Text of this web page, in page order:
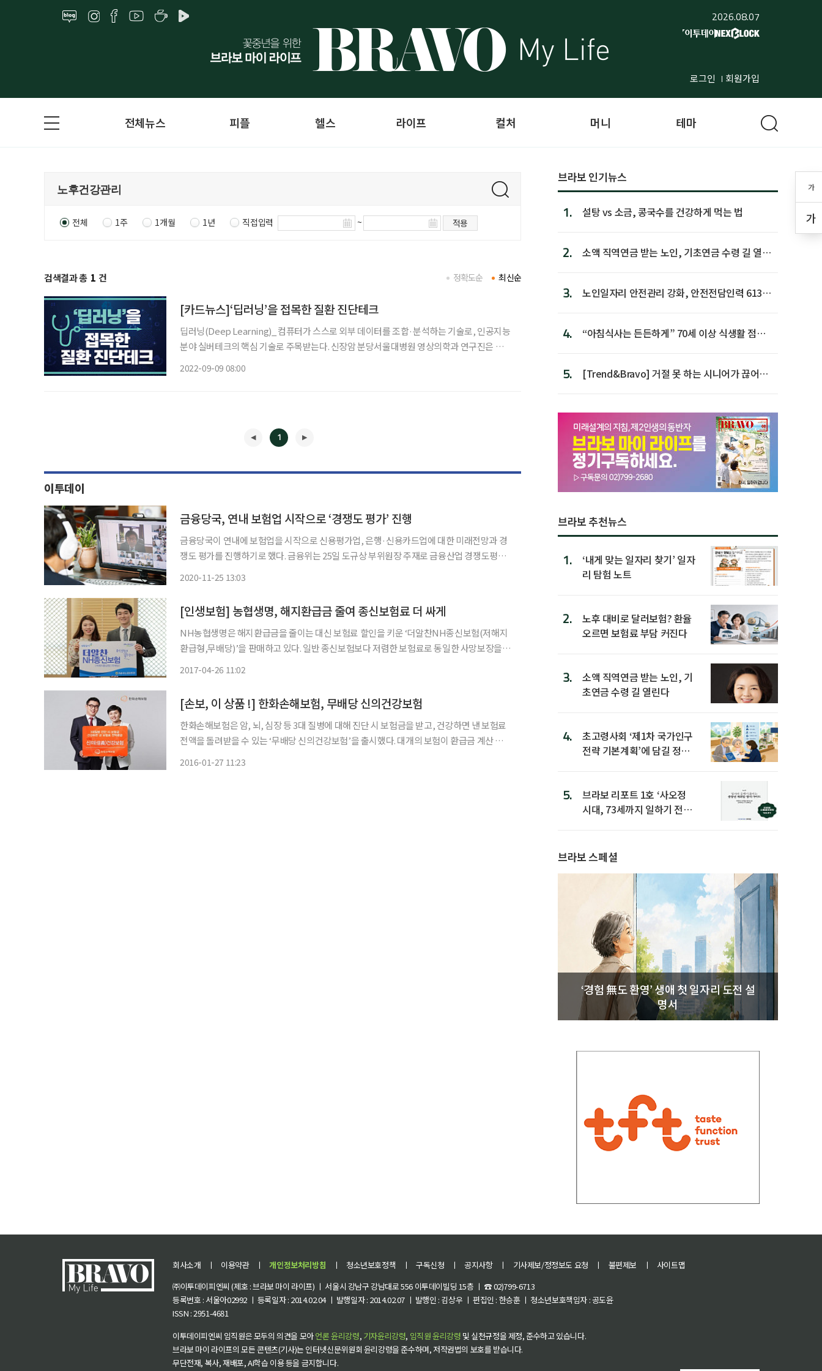
2026.08.07
로그인 회원가입
가
가
전체뉴스 피플 헬스 라이프 컬처 머니 테마
전체 1주 1개월 1년 직접입력 ~ 적용
검색결과 총 1 건 최신순
정확도순
[카드뉴스]‘딥러닝’을 접목한 질환 진단테크
딥러닝(Deep Learning)_ 컴퓨터가 스스로 외부 데이터를 조합·분석하는 기술로, 인공지능
분야 실버테크의 핵심 기술로 주목받는다. 신장암 분당서울대병원 영상의학과 연구진은 조영
2022-09-09 08:00
1
이투데이
금융당국, 연내 보험업 시작으로 ‘경쟁도 평가’ 진행
금융당국이 연내에 보험업을 시작으로 신용평가업, 은행·신용카드업에 대한 미래전망과 경
쟁도 평가를 진행하기로 했다. 금융위는 25일 도규상 부위원장 주재로 금융산업 경쟁도평가
2020-11-25 13:03
[인생보험] 농협생명, 해지환급금 줄여 종신보험료 더 싸게
NH농협생명은 해지환급금을 줄이는 대신 보험료 할인을 키운 ‘더알찬NH종신보험(저해지
환급형,무배당)’을 판매하고 있다. 일반 종신보험보다 저렴한 보험료로 동일한 사망보장을 받
2017-04-26 11:02
[손보, 이 상품 !] 한화손해보험, 무배당 신의건강보험
한화손해보험은 암, 뇌, 심장 등 3대 질병에 대해 진단 시 보험금을 받고, 건강하면 낸 보험료
전액을 돌려받을 수 있는 ‘무배당 신의건강보험’을 출시했다. 대개의 보험이 환급금 계산 시
2016-01-27 11:23
브라보 인기뉴스
1. 설탕 vs 소금, 콩국수를 건강하게 먹는 법
2.
소액 직역연금 받는 노인, 기초연금 수령 길 열린
3.
노인일자리 안전관리 강화, 안전전담인력 613명
4.
“아침식사는 든든하게” 70세 이상 식생활 점수
5.
[Trend&Bravo] 거절 못 하는 시니어가 끊어야
브라보 추천뉴스
1.
‘내게 맞는 일자리 찾기’ 일자
리 탐험 노트
2.
노후 대비로 달러보험? 환율
오르면 보험료 부담 커진다
3.
소액 직역연금 받는 노인, 기
초연금 수령 길 열린다
4.
초고령사회 ‘제1차 국가인구
전략 기본계획’에 담길 정책
5.
브라보 리포트 1호 ‘사오정
시대, 73세까지 일하기 전략’
브라보 스페셜
‘경험 無도 환영’ 생애 첫 일자리 도전 설
명서
회사소개 ㅣ 이용약관 ㅣ 개인정보처리방침 ㅣ 청소년보호정책 ㅣ 구독신청 ㅣ 공지사항 ㅣ 기사제보/정정보도 요청 ㅣ 불편제보 ㅣ
사이트맵
㈜이투데이피엔씨 (제호 : 브라보 마이 라이프) ㅣ 서울시 강남구 강남대로 556 이투데이빌딩 15층 ㅣ ☎ 02)799-6713
등록번호 : 서울아02992 ㅣ 등록일자 : 2014.02.04 ㅣ 발행일자 : 2014.02.07 ㅣ 발행인 : 김상우 ㅣ 편집인 : 한승훈 ㅣ 청소년보호책임자 : 공도윤
ISSN : 2951-4681
이투데이피엔씨 임직원은 모두의 의견을 모아언론 윤리강령, 기자윤리강령, 임직원 윤리강령 및 실천규정을 제정, 준수하고 있습니다.
브라보 마이 라이프의 모든 콘텐츠(기사)는 인터넷신문위원회 윤리강령을 준수하며, 저작권법의 보호를 받습니다.
무단전재, 복사, 재배포, AI학습 이용 등을 금지합니다.